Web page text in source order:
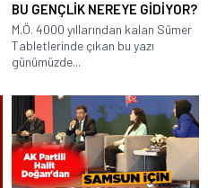
BU GENÇLİK NEREYE GİDİYOR?
M.Ö. 4000 yıllarından kalan Sümer
Tabletlerinde çıkan bu yazı
günümüzde...